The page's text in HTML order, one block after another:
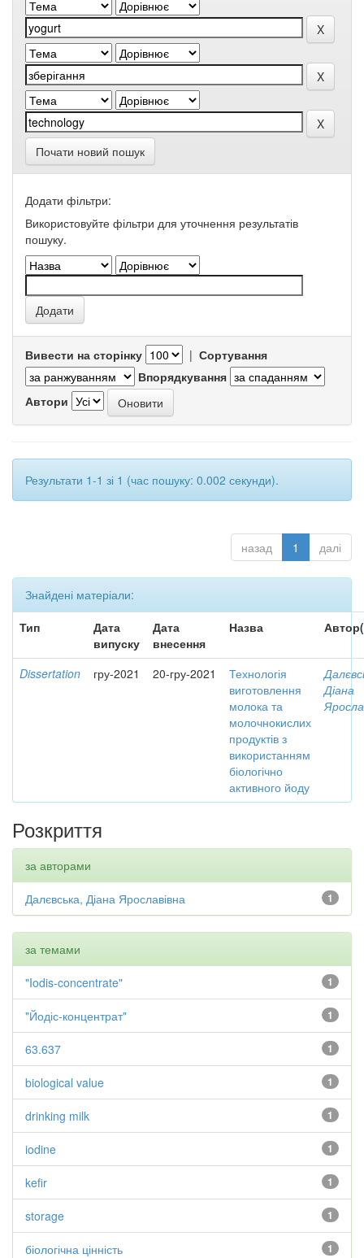
Почати новий пошук
Додати фільтри:
Використовуйте фільтри для уточнення результатів
пошуку.
Вивести на сторінку | Сортування
Впорядкування
Автори
Результати 1-1 зі 1 (час пошуку: 0.002 секунди).
назад 1 далі
Знайдені матеріали:
Тип
Дата
випуску
Дата
внесення
Назва
Dissertation гру-2021 20-гру-2021
Технологія
виготовлення
молока та
молочнокислих
продуктів з
використанням
біологічно
активного йоду
Діана
Розкриття
за авторами
1
Далєвська, Діана Ярославівна
за темами
1
"Iodis-concentrate"
1
"Йодіс-концентрат"
1
63.637
1
biological value
1
drinking milk
1
iodine
1
kefir
1
storage
1
біологічна цінність